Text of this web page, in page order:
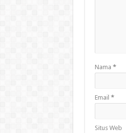
Nama *
Email *
Situs Web